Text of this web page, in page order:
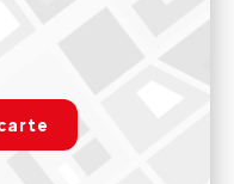
Landry, France